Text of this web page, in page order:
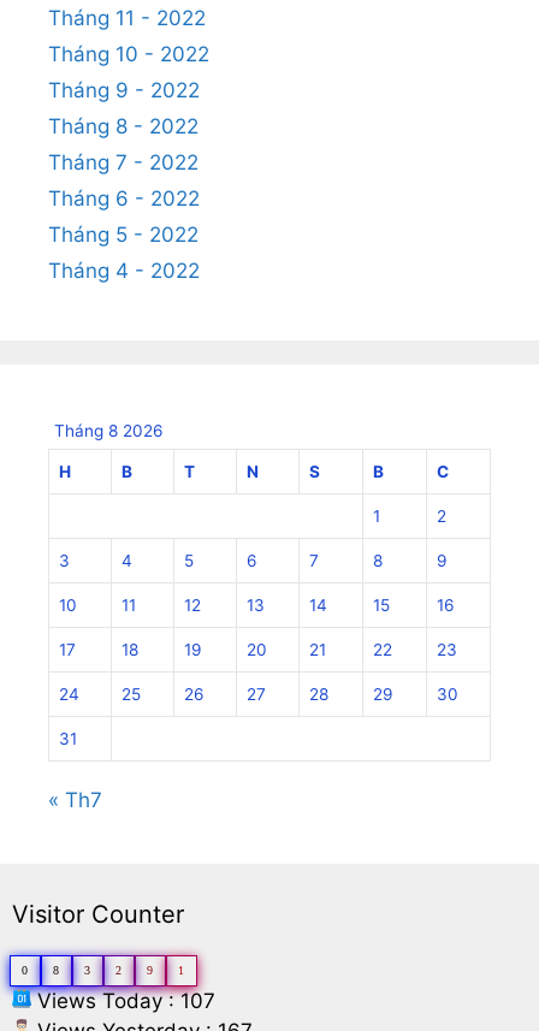
Tháng 11 - 2022
Tháng 10 - 2022
Tháng 9 - 2022
Tháng 8 - 2022
Tháng 7 - 2022
Tháng 6 - 2022
Tháng 5 - 2022
Tháng 4 - 2022
Tháng 8 2026
H B T N S B C
1 2
3 4 5 6 7 8 9
10 11 12 13 14 15 16
17 18 19 20 21 22 23
24 25 26 27 28 29 30
31
« Th7
Visitor Counter
0 8 3 2 9 1
Views Today : 107